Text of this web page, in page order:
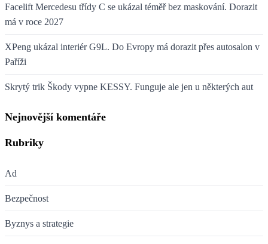
Facelift Mercedesu třídy C se ukázal téměř bez maskování. Dorazit
má v roce 2027
XPeng ukázal interiér G9L. Do Evropy má dorazit přes autosalon v
Paříži
Skrytý trik Škody vypne KESSY. Funguje ale jen u některých aut
Nejnovější komentáře
Rubriky
Ad
Bezpečnost
Byznys a strategie